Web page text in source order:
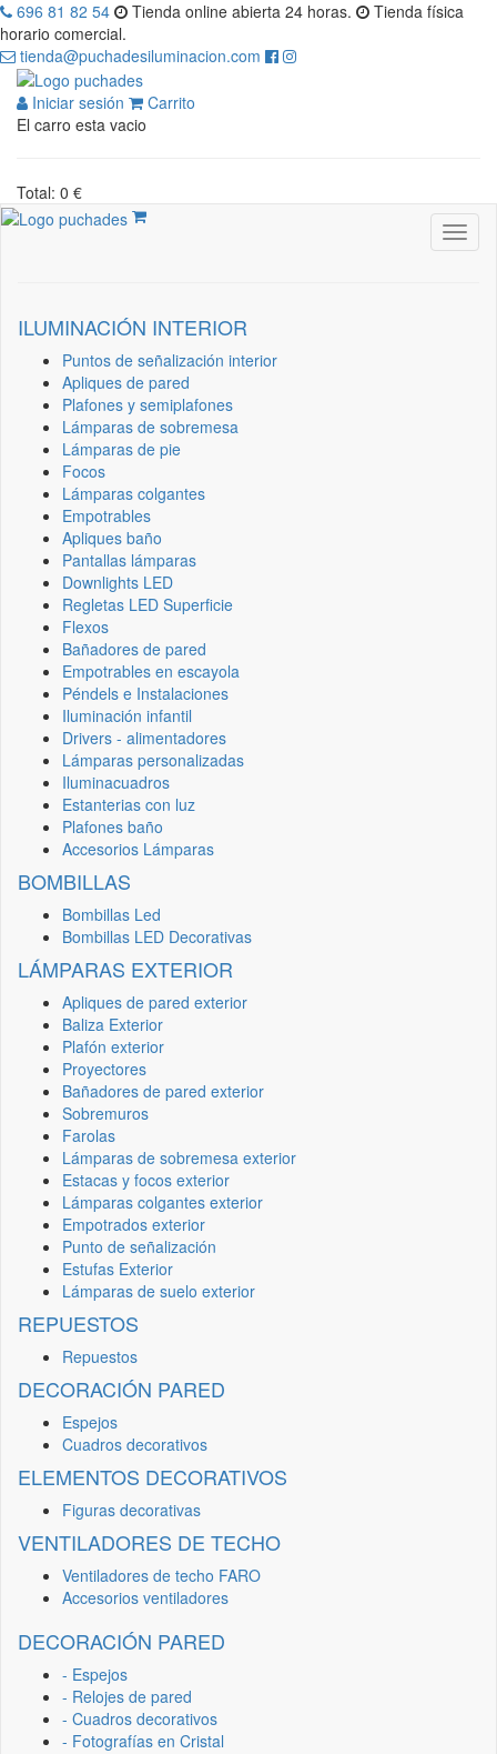
696 81 82 54 Tienda online abierta 24 horas.
Tienda física
horario comercial.
tienda@puchadesiluminacion.com
Iniciar sesión
Carrito
El carro esta vacio
Total: 0 €
ILUMINACIÓN INTERIOR
Puntos de señalización interior
Apliques de pared
Plafones y semiplafones
Lámparas de sobremesa
Lámparas de pie
Focos
Lámparas colgantes
Empotrables
Apliques baño
Pantallas lámparas
Downlights LED
Regletas LED Superficie
Flexos
Bañadores de pared
Empotrables en escayola
Péndels e Instalaciones
Iluminación infantil
Drivers - alimentadores
Lámparas personalizadas
Iluminacuadros
Estanterias con luz
Plafones baño
Accesorios Lámparas
BOMBILLAS
Bombillas Led
Bombillas LED Decorativas
LÁMPARAS EXTERIOR
Apliques de pared exterior
Baliza Exterior
Plafón exterior
Proyectores
Bañadores de pared exterior
Sobremuros
Farolas
Lámparas de sobremesa exterior
Estacas y focos exterior
Lámparas colgantes exterior
Empotrados exterior
Punto de señalización
Estufas Exterior
Lámparas de suelo exterior
REPUESTOS
Repuestos
DECORACIÓN PARED
Espejos
Cuadros decorativos
ELEMENTOS DECORATIVOS
Figuras decorativas
VENTILADORES DE TECHO
Ventiladores de techo FARO
Accesorios ventiladores
DECORACIÓN PARED
- Espejos
- Relojes de pared
- Cuadros decorativos
- Fotografías en Cristal